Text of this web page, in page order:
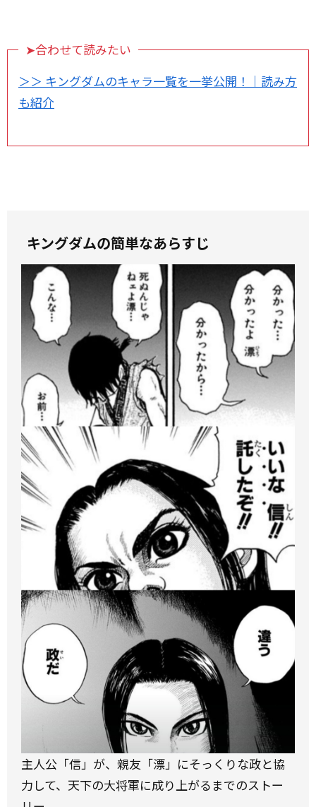
➤合わせて読みたい
＞＞ キングダムのキャラ一覧を一挙公開！｜読み方
も紹介
キングダムの簡単なあらすじ
主人公「信」が、親友「漂」にそっくりな政と協
力して、天下の大将軍に成り上がるまでのストー